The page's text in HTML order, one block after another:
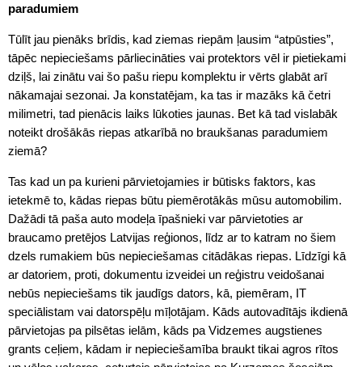
paradumiem
Tūlīt jau pienāks brīdis, kad ziemas riepām ļausim “atpūsties”,
tāpēc nepieciešams pārliecināties vai protektors vēl ir pietiekami
dziļš, lai zinātu vai šo pašu riepu komplektu ir vērts glabāt arī
nākamajai sezonai. Ja konstatējam, ka tas ir mazāks kā četri
milimetri, tad pienācis laiks lūkoties jaunas. Bet kā tad vislabāk
noteikt drošākās riepas atkarībā no braukšanas paradumiem
ziemā?
Tas kad un pa kurieni pārvietojamies ir būtisks faktors, kas
ietekmē to, kādas riepas būtu piemērotākās mūsu automobilim.
Dažādi tā paša auto modeļa īpašnieki var pārvietoties ar
braucamo pretējos Latvijas reģionos, līdz ar to katram no šiem
dzels rumakiem būs nepieciešamas citādākas riepas. Līdzīgi kā
ar datoriem, proti, dokumentu izveidei un reģistru veidošanai
nebūs nepieciešams tik jaudīgs dators, kā, piemēram, IT
speciālistam vai datorspēļu mīļotājam. Kāds autovadītājs ikdienā
pārvietojas pa pilsētas ielām, kāds pa Vidzemes augstienes
grants ceļiem, kādam ir nepieciešamība braukt tikai agros rītos